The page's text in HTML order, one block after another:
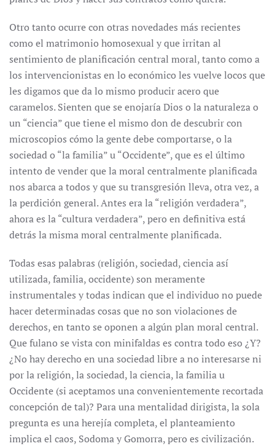
Otro tanto ocurre con otras novedades más recientes
como el matrimonio homosexual y que irritan al
sentimiento de planificación central moral, tanto como a
los intervencionistas en lo económico les vuelve locos que
les digamos que da lo mismo producir acero que
caramelos. Sienten que se enojaría Dios o la naturaleza o
un “ciencia” que tiene el mismo don de descubrir con
microscopios cómo la gente debe comportarse, o la
sociedad o “la familia” u “Occidente”, que es el último
intento de vender que la moral centralmente planificada
nos abarca a todos y que su transgresión lleva, otra vez, a
la perdición general. Antes era la “religión verdadera”,
ahora es la “cultura verdadera”, pero en definitiva está
detrás la misma moral centralmente planificada.
Todas esas palabras (religión, sociedad, ciencia así
utilizada, familia, occidente) son meramente
instrumentales y todas indican que el individuo no puede
hacer determinadas cosas que no son violaciones de
derechos, en tanto se oponen a algún plan moral central.
Que fulano se vista con minifaldas es contra todo eso ¿Y?
¿No hay derecho en una sociedad libre a no interesarse ni
por la religión, la sociedad, la ciencia, la familia u
Occidente (si aceptamos una convenientemente recortada
concepción de tal)? Para una mentalidad dirigista, la sola
pregunta es una herejía completa, el planteamiento
implica el caos, Sodoma y Gomorra, pero es civilización.